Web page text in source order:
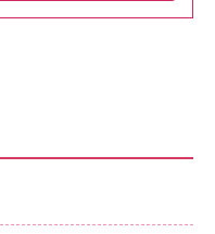
06/24号 No.2500増刊
[王道エンタメの矜持／
ー保証5年 KLMEA128G
ム iPhone 17 用 保護フィ
ー保証5年 KLMEA128G
ド - Amazonロゴ - クラ